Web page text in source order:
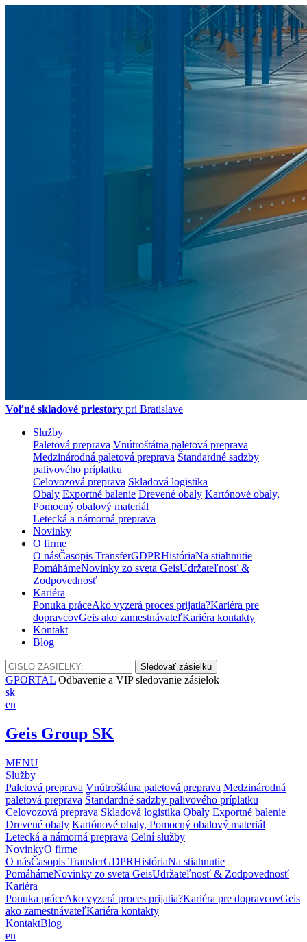
Voľné skladové priestory pri Bratislave
Služby
Paletová preprava Vnútroštátna paletová preprava
Medzinárodná paletová preprava Štandardné sadzby
palivového príplatku
Celovozová preprava Skladová logistika
Obaly Exportné balenie Drevené obaly Kartónové obaly,
Pomocný obalový materiál
Letecká a námorná preprava
Novinky
O firme
O násČasopis TransferGDPRHistóriaNa stiahnutie
PomáhámeNovinky zo sveta GeisUdržateľnosť &
Zodpovednosť
Kariéra
Ponuka práceAko vyzerá proces prijatia?Kariéra pre
dopravcovGeis ako zamestnávateľKariéra kontakty
Kontakt
Blog
GPORTAL Odbavenie a VIP sledovanie zásielok
sk
en
Geis Group SK
MENU
Služby
Paletová preprava Vnútroštátna paletová preprava Medzinárodná
paletová preprava Štandardné sadzby palivového príplatku
Celovozová preprava Skladová logistika Obaly Exportné balenie
Drevené obaly Kartónové obaly, Pomocný obalový materiál
Letecká a námorná preprava Celní služby
NovinkyO firme
O násČasopis TransferGDPRHistóriaNa stiahnutie
PomáhámeNovinky zo sveta GeisUdržateľnosť & Zodpovednosť
Kariéra
Ponuka práceAko vyzerá proces prijatia?Kariéra pre dopravcovGeis
ako zamestnávateľKariéra kontakty
KontaktBlog
en